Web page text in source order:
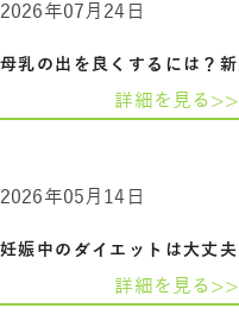
2026年07月24日
詳細を見る>>
2026年05月14日
詳細を見る>>